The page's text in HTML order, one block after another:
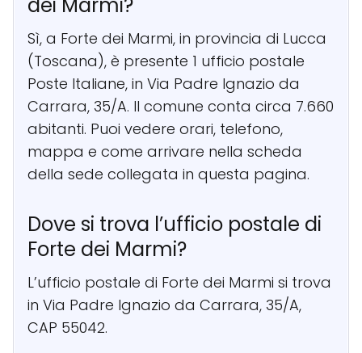
dei Marmi?
Sì, a Forte dei Marmi, in provincia di Lucca
(Toscana), è presente 1 ufficio postale
Poste Italiane, in Via Padre Ignazio da
Carrara, 35/A. Il comune conta circa 7.660
abitanti. Puoi vedere orari, telefono,
mappa e come arrivare nella scheda
della sede collegata in questa pagina.
Dove si trova l’ufficio postale di
Forte dei Marmi?
L’ufficio postale di Forte dei Marmi si trova
in Via Padre Ignazio da Carrara, 35/A,
CAP 55042.